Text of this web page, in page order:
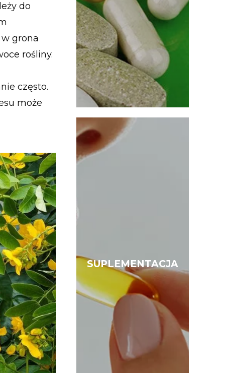
do
grona
rośliny.
często.
może
SUPLEMENTACJA
SUPLEMENTACJA